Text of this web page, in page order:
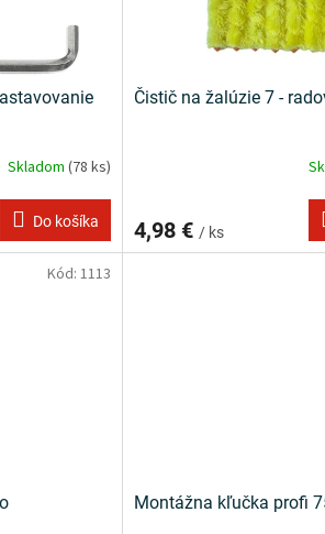
Skladom (78 ks)
Do košíka
Čistič na žalúzie 7 -
4,98 € / ks
Kód: 1113
Montážna kľučka profi